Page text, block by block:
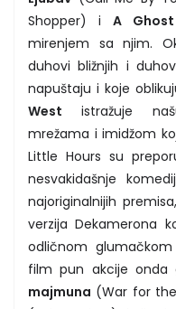
Shopper) i A
mirenjem sa njim.
duhovi bližnjih i
napuštaju i koje
West istražuje
mrežama i imidžom
Little Hours su
nesvakidašnje
najoriginalnijih
verzija Dekamerona
odličnom
film pun akcije onda
majmuna (War for